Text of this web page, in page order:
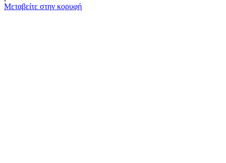
Μεταβείτε στην κορυφή